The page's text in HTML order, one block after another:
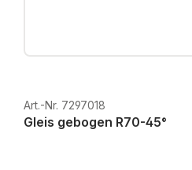
Art.-Nr. 7297018
Gleis gebogen R70-45°